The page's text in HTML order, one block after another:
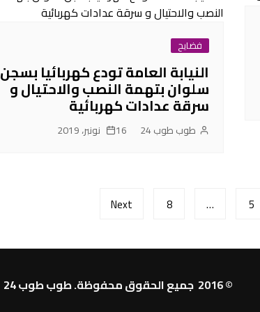
فضايح
النيابة العامة تودع كهربائيا بسجن
سلوان بتهمة النصب والاحتيال و
سرقة عدادات كهربائية
طوب طوب 24 16 نونبر، 2019
5
…
8
Next
© 2016 جميع الحقوق محفوظة. طوب طوب 24